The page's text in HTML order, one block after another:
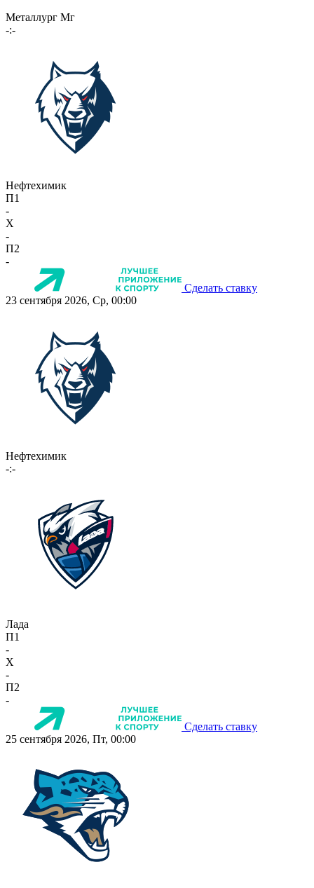
Металлург Мг
-:-
Нефтехимик
П1
-
X
-
П2
-
Сделать ставку
23 сентября 2026, Ср, 00:00
Нефтехимик
-:-
Лада
П1
-
X
-
П2
-
Сделать ставку
25 сентября 2026, Пт, 00:00